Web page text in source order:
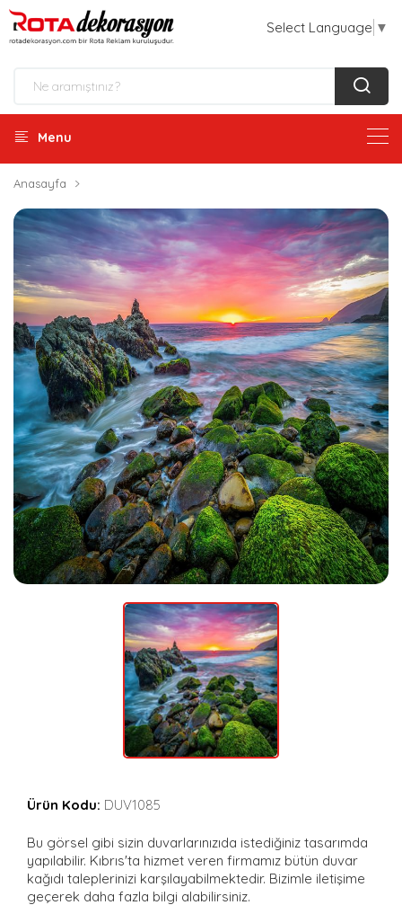
Select Language ▼
Menu
Anasayfa
Ürün Kodu: DUV1085
Bu görsel gibi sizin duvarlarınızıda istediğiniz tasarımda
yapılabilir. Kıbrıs'ta hizmet veren firmamız bütün duvar
kağıdı taleplerinizi karşılayabilmektedir. Bizimle iletişime
geçerek daha fazla bilgi alabilirsiniz.